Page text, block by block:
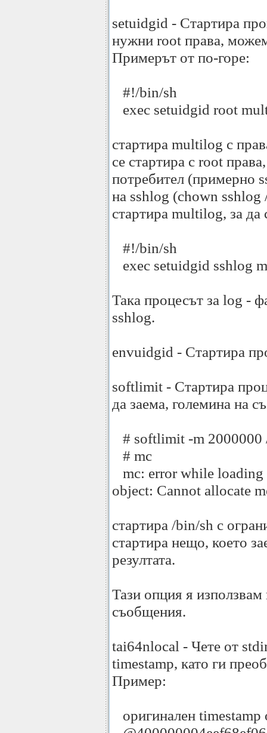
setuidgid - Стартира
нужни root права,
Примерът от по-горе:
#!/bin/sh
exec setuidgid root
стартира multilog с
се стартира с root
потребител (примерно
на sshlog (chown sshlog
стартира multilog, за да
#!/bin/sh
exec setuidgid sshlog
Така процесът за log -
sshlog.
envuidgid - Стартира
softlimit - Стартира
да заема, големина на
# softlimit -m 2000000
# mc
mc: error while loading
object: Cannot allocate
стартира /bin/sh с
стартира нещо, което
резултата.
Тази опция я
съобщения.
tai64nlocal - Чете от
timestamp, като ги
Пример:
оригинален